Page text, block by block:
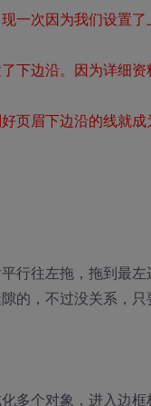
一次因为我们设置
下边沿。因为详细
页眉下边沿的线就成
行往左拖，拖到最左
的，不过没关系，
多个对象，进入边框